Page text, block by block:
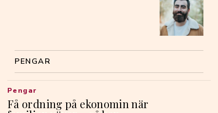
PENGAR
Få ordning på ekonomin när
Pengar